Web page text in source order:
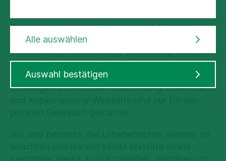
Dem Autor steht das Urheberrecht für diese
Webseite zu. Jede Form der Vervielfältigung,
Bearbeitung, Verarbeitung, Verbreitung und jede
Art der Verwertung dieser Webseite außerhalb
der Grenze des Urheberrechts bedarf seiner
vorherigen schriftlichen Zustimmung. Downloads
Alle auswählen
Auswahl bestätigen